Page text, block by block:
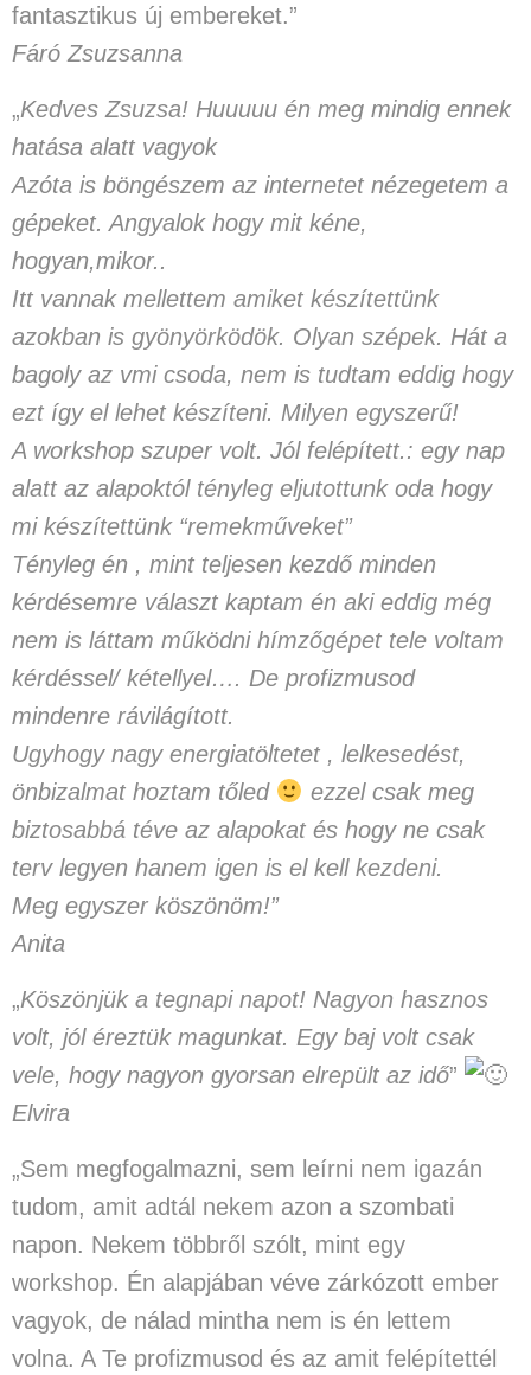
fantasztikus új embereket.”
Fáró Zsuzsanna
„Kedves Zsuzsa! Huuuuu én meg mindig ennek
hatása alatt vagyok
Azóta is böngészem az internetet nézegetem a
gépeket. Angyalok hogy mit kéne,
hogyan,mikor..
Itt vannak mellettem amiket készítettünk
azokban is gyönyörködök. Olyan szépek. Hát a
bagoly az vmi csoda, nem is tudtam eddig hogy
ezt így el lehet készíteni. Milyen egyszerű!
A workshop szuper volt. Jól felépített.: egy nap
alatt az alapoktól tényleg eljutottunk oda hogy
mi készítettünk “remekműveket”
Tényleg én , mint teljesen kezdő minden
kérdésemre választ kaptam én aki eddig még
nem is láttam működni hímzőgépet tele voltam
kérdéssel/ kétellyel…. De profizmusod
mindenre rávilágított.
Ugyhogy nagy energiatöltetet , lelkesedést,
önbizalmat hoztam tőled
ezzel csak meg
biztosabbá téve az alapokat és hogy ne csak
terv legyen hanem igen is el kell kezdeni.
Meg egyszer köszönöm!”
Anita
„Köszönjük a tegnapi napot! Nagyon hasznos
volt, jól éreztük magunkat. Egy baj volt csak
vele, hogy nagyon gyorsan elrepült az idő”
Elvira
„Sem megfogalmazni, sem leírni nem igazán
tudom, amit adtál nekem azon a szombati
napon. Nekem többről szólt, mint egy
workshop. Én alapjában véve zárkózott ember
vagyok, de nálad mintha nem is én lettem
volna. A Te profizmusod és az amit felépítettél